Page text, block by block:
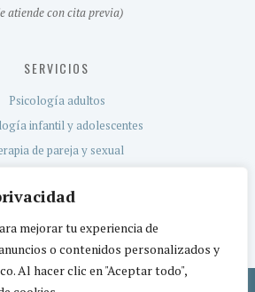
mejorar tu experiencia de
o contenidos personalizados y
Al hacer clic en "Aceptar todo",
atiende con cita previa)
SERVICIOS
Psicología adultos
infantil y adolescentes
de pareja y sexual
Servicio TEA